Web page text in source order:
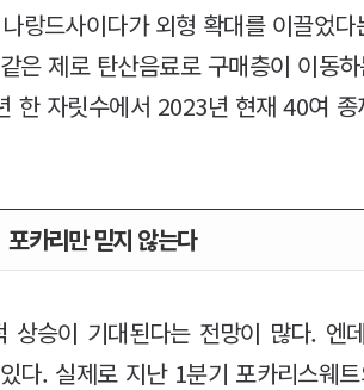
랑드사이다가 외형 확대를 이끌었
은 제로 탄산음료로 구매층이 이동
한 자릿수에서 2023년 현재 40여
포카리만 믿지 않는다
상승이 기대된다는 전망이 많다. 엔
다. 실제로 지난 1분기 포카리스웨